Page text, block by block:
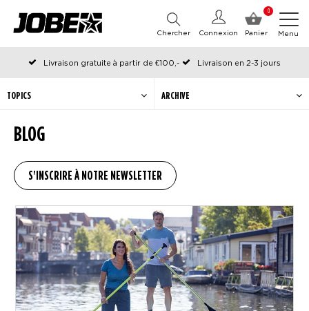
0
Panier
Connexion
Chercher Menu
Livraison gratuite à partir de €100,-
Livraison en 2-3 jours
Commandé avant 12:00 les jours ouvrables, expédié le jour même
BLOG
TOPICS ARCHIVE